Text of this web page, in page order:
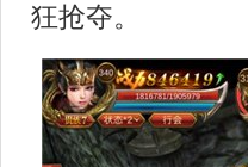
狂抢夺。